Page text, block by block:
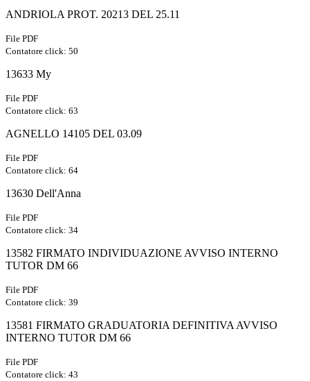
ANDRIOLA PROT. 20213 DEL 25.11
File PDF
Contatore click: 50
13633 My
File PDF
Contatore click: 63
AGNELLO 14105 DEL 03.09
File PDF
Contatore click: 64
13630 Dell'Anna
File PDF
Contatore click: 34
13582 FIRMATO INDIVIDUAZIONE AVVISO INTERNO
TUTOR DM 66
File PDF
Contatore click: 39
13581 FIRMATO GRADUATORIA DEFINITIVA AVVISO
INTERNO TUTOR DM 66
File PDF
Contatore click: 43